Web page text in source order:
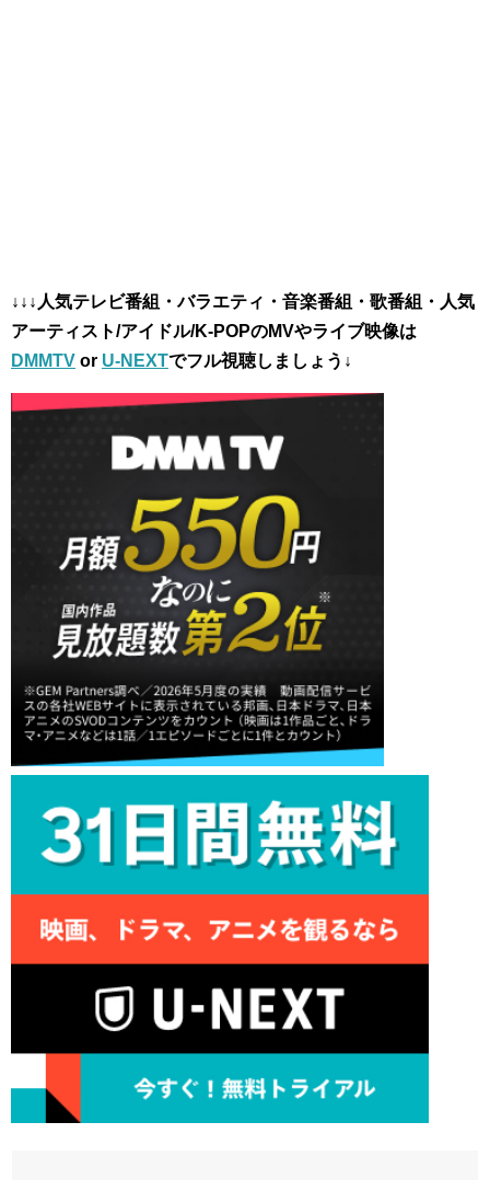
↓ ↓↓人気テレビ番組・バラエティ・音楽番組・歌番組・人気
アーティスト/アイドル/K-POPのMVやライブ映像は
DMMTV or U-NEXTでフル視聴しましょう↓